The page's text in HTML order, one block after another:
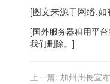
[图文来源于网络,
[国外服务器租用平
我们删除。]
上一篇: 加州州長宣